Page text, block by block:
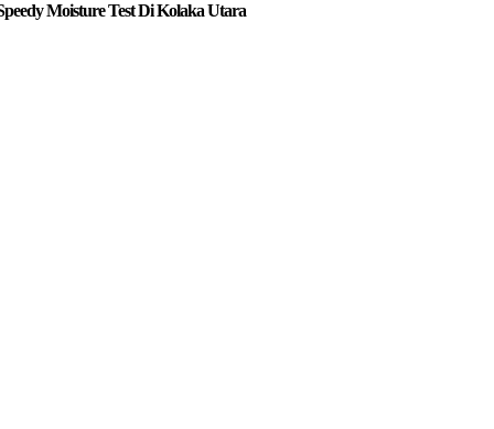
Moisture Test Di Kolaka Utara